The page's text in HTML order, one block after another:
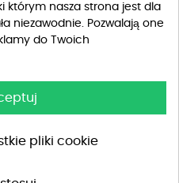
Poduszka dla spedytora...
którym nasza strona jest dla
niezawodnie. Pozwalają one
do Twoich
pliki cookie